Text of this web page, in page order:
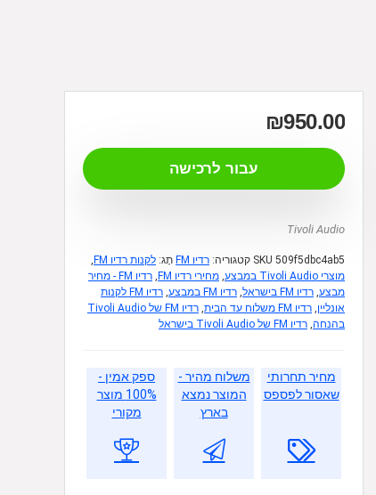
₪950.00
עבור לרכישה
Tivoli Audio
SKU 509f5dbc4ab5 קטגוריה: רדיו FM תָג: לקנות רדיו FM
,
מוצרי Tivoli Audio במבצע
, מחירי רדיו FM ,
רדיו FM - מחיר
מבצע, רדיו FM בישראל , רדיו FM במבצע ,
רדיו FM לקנות
אונליין, רדיו FM משלוח עד הבית ,
רדיו FM של Tivoli Audio
בהנחה, רדיו FM של Tivoli Audio בישראל
מחיר תחרותי
שאסור לפספס
משלוח מהיר -
המוצר נמצא
בארץ
ספק אמין -
100% מוצר
מקורי